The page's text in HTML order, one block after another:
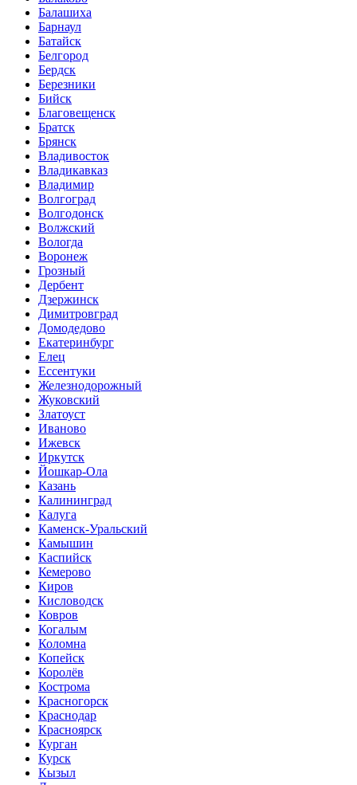
Балашиха
Барнаул
Батайск
Белгород
Бердск
Березники
Бийск
Благовещенск
Братск
Брянск
Владивосток
Владикавказ
Владимир
Волгоград
Волгодонск
Волжский
Вологда
Воронеж
Грозный
Дербент
Дзержинск
Димитровград
Домодедово
Екатеринбург
Елец
Ессентуки
Железнодорожный
Жуковский
Златоуст
Иваново
Ижевск
Иркутск
Йошкар-Ола
Казань
Калининград
Калуга
Каменск-Уральский
Камышин
Каспийск
Кемерово
Киров
Кисловодск
Ковров
Когалым
Коломна
Копейск
Королёв
Кострома
Красногорск
Краснодар
Красноярск
Курган
Курск
Кызыл